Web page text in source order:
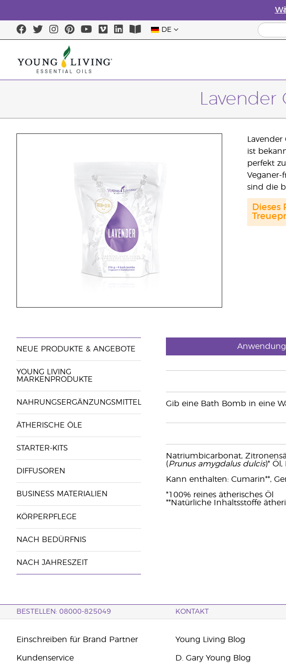
DE
ist
perfekt
Veganer-
sind die
NEUE PRODUKTE & ANGEBOTE
YOUNG LIVING
MARKENPRODUKTE
NAHRUNGSERGÄNZUNGSMITTEL
ÄTHERISCHE ÖLE
STARTER-KITS
DIFFUSOREN
BUSINESS MATERIALIEN
KÖRPERPFLEGE
NACH BEDÜRFNIS
NACH JAHRESZEIT
Gib eine Bath Bomb in eine
Natriumbicarbonat,
(Prunus amygdalus dulcis)* Öl,
Kann enthalten: Cumarin**,
*100% reines ätherisches Öl
**Natürliche Inhaltsstoffe
BESTELLEN: 08000-825049 KONTAKT
Einschreiben für Brand Partner
Kundenservice
Young Living Blog
D. Gary Young Blog